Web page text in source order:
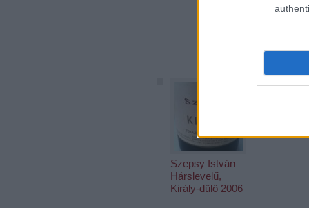
Szepsy István
Hárslevelű,
Király-dűlő 2006